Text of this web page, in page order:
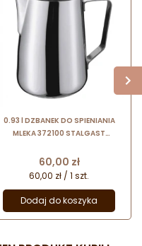
0.93 l DZBANEK DO SPIENIANIA
MLEKA 372100 STALGAST
Cena
60,00 zł
60,00 zł / 1 szt.
Dodaj do koszyka